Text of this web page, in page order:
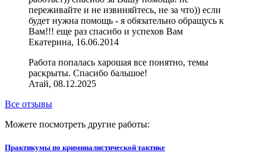
переживайте и не извиняйтесь, не за что)) если
будет нужна помощь - я обязательно обращусь к
Вам!!! еще раз спасибо и успехов Вам
Екатерина, 16.06.2014
Работа попалась харошая все понятно, темы
раскрыты. Спасибо бальшое!
Атай, 08.12.2025
Все отзывы
Можете посмотреть другие работы:
Практикумы по криминалистической тактике